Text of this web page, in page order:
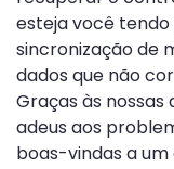
esteja você
sincronização de
dados que não
Graças às nossas
adeus aos
boas-vindas a